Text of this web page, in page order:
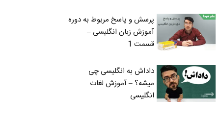
پرسش و پاسخ مربوط به دوره
آموزش زبان انگلیسی –
قسمت 1
داداش به انگلیسی چی
میشه؟ – آموزش لغات
انگلیسی